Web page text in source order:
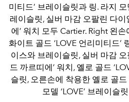
미티드’ 브레이슬릿과 링. 라지
레이슬릿, 실버 마감 오팔린 다이
에’ 워치 모두 Cartier. Right 왼
화이트 골드 ‘LOVE 언리미티드’
이스와 브레이슬릿, 실버 마감
드 까르띠에’ 워치, 옐로 골드
슬릿, 오른손에 착용한 옐로 골
모델 ‘LOVE’ 브레이슬